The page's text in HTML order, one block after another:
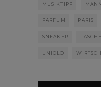
MUSIKTIPP
PARFUM PARIS
SNEAKER
UNIQLO